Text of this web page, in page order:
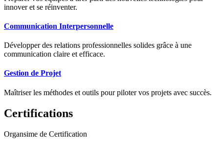
innover et se réinventer.
Communication Interpersonnelle
Développer des relations professionnelles solides grâce à une
communication claire et efficace.
Gestion de Projet
Maîtriser les méthodes et outils pour piloter vos projets avec succès.
Certifications
Organsime de Certification